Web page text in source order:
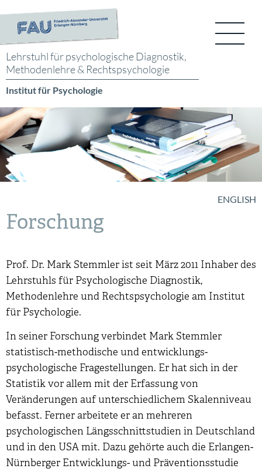
Lehrstuhl für psychologische Diagnostik,
Methodenlehre& Rechtspsychologie
Institut für Psychologie
ENGLISH
Forschung
Prof. Dr. Mark Stemmler ist seit März 2011 Inhaber des
Lehrstuhls für Psychologische Diagnostik,
Methodenlehre und Rechtspsychologie am Institut
für Psychologie.
In seiner Forschung verbindet Mark Stemmler
statistisch-methodische und entwicklungs-
psychologische Fragestellungen. Er hat sich in der
Statistik vor allem mit der Erfassung von
Veränderungen auf unterschiedlichem Skalenniveau
befasst. Ferner arbeitete er an mehreren
psychologischen Längsschnittstudien in Deutschland
und in den USA mit. Dazu gehörte auch die Erlangen-
Nürnberger Entwicklungs- und Präventionsstudie